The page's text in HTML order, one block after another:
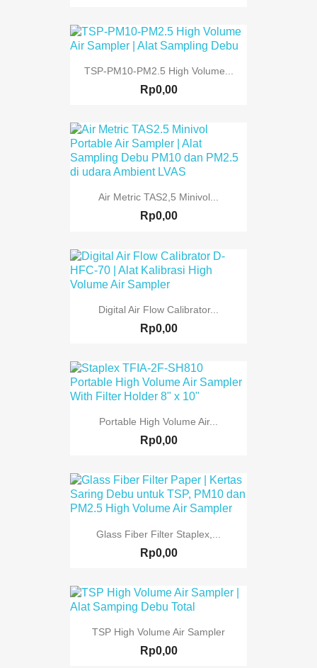
TSP-PM10-PM2.5 High Volume...
Rp0,00
Air Metric TAS2,5 Minivol...
Rp0,00
Digital Air Flow Calibrator...
Rp0,00
Portable High Volume Air...
Rp0,00
Glass Fiber Filter Staplex,...
Rp0,00
TSP High Volume Air Sampler
Rp0,00